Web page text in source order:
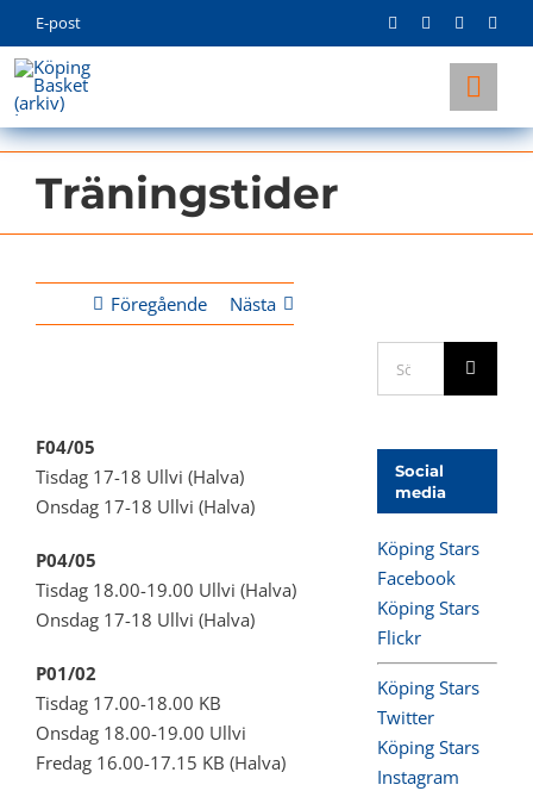
to
content
E-post
KLUBBEN
LAG
Träningstider
Föregående Nästa
större
bild
F04/05
Tisdag 17-18 Ullvi (Halva)
Onsdag 17-18 Ullvi (Halva)
P04/05
Tisdag 18.00-19.00 Ullvi (Halva)
Onsdag 17-18 Ullvi (Halva)
P01/02
Tisdag 17.00-18.00 KB
Onsdag 18.00-19.00 Ullvi
Fredag 16.00-17.15 KB (Halva)
Social
media
Köping Stars
Facebook
Köping Stars
Flickr
Köping Stars
Twitter
Köping Stars
Instagram